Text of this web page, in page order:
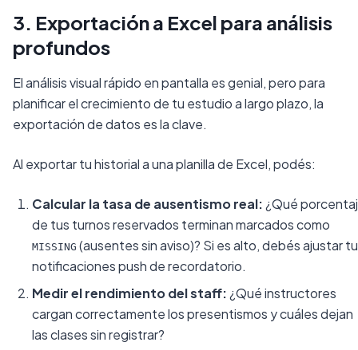
3. Exportación a Excel para análisis
profundos
El análisis visual rápido en pantalla es genial, pero para
planificar el crecimiento de tu estudio a largo plazo, la
exportación de datos es la clave.
Al exportar tu historial a una planilla de Excel, podés:
Calcular la tasa de ausentismo real: ¿Qué
de tus turnos reservados terminan marcados como
MISSING (ausentes sin aviso)? Si es alto, debés ajustar
notificaciones push de recordatorio.
Medir el rendimiento del staff: ¿Qué instructores
cargan correctamente los presentismos y cuáles dejan
las clases sin registrar?